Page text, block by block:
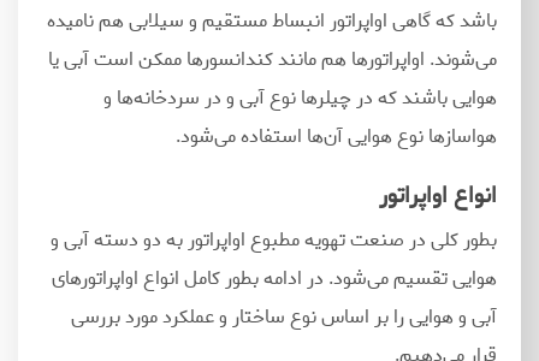
باشد که گاهی اواپراتور انبساط مستقیم و سیلابی هم نامیده
میشوند. اواپراتورها هم مانند کندانسورها ممکن است آبی یا
هوایی باشند که در چیلرها نوع آبی و در سردخانهها و
هواسازها نوع هوایی آنها استفاده میشود.
انواع اواپراتور
بطور کلی در صنعت تهویه مطبوع اواپراتور به دو دسته آبی و
هوایی تقسیم می‌شود. در ادامه بطور کامل انواع اواپراتورهای
آبی و هوایی را بر اساس نوع ساختار و عملکرد مورد بررسی